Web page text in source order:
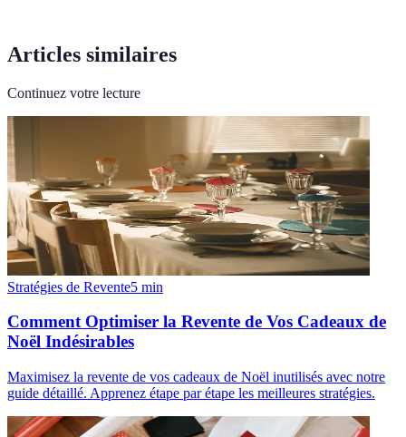
Articles similaires
Continuez votre lecture
Stratégies de Revente5 min
Comment Optimiser la Revente de Vos Cadeaux de
Noël Indésirables
Maximisez la revente de vos cadeaux de Noël inutilisés avec notre
guide détaillé. Apprenez étape par étape les meilleures stratégies.